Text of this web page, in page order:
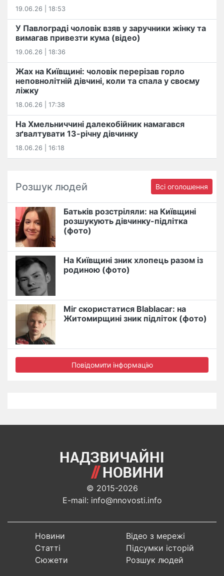
19.06.26 | 18:53
У Павлограді чоловік взяв у заручники жінку та
вимагав привезти кума (відео)
19.06.26 | 18:36
Жах на Київщині: чоловік перерізав горло
неповнолітній дівчині, коли та спала у своєму
ліжку
18.06.26 | 17:38
На Хмельниччині далекобійник намагався
зґвалтувати 13-річну дівчинку
18.06.26 | 16:18
Розшук людей Всі оголошення
Батьків розстріляли: на Київщині
розшукують дівчинку-підлітка
(фото)
На Київщині зник хлопець разом із
родиною (фото)
Міг скористатися Blablacar: на
Житомирщині зник підліток (фото)
Повідомити інформацію
© 2015-2026
E-mail: info@nnovosti.info
Новини
Статті
Сюжети
Відео з мережі
Підсумки історій
Розшук людей